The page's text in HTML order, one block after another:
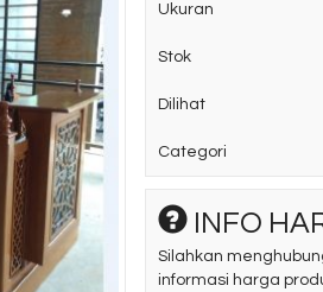
Ukuran
Stok
Dilihat
Categori
INFO
Silahkan
informasi harga